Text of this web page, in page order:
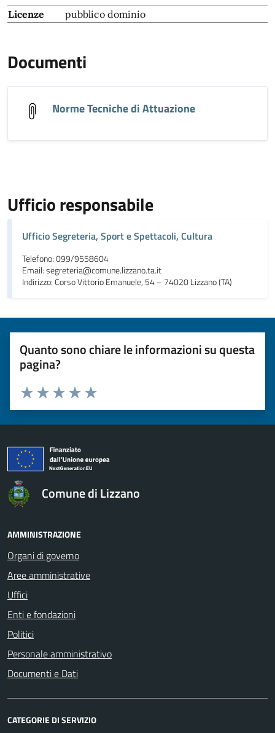
Licenze pubblico dominio
Documenti
Norme Tecniche di Attuazione
Ufficio responsabile
Ufficio Segreteria, Sport e Spettacoli, Cultura
Telefono: 099/9558604
Email: segreteria@comune.lizzano.ta.it
Indirizzo: Corso Vittorio Emanuele, 54 – 74020 Lizzano (TA)
Quanto sono chiare le informazioni su questa
pagina?
Valuta da 1 a 5 stelle la pagina
Valuta 5 stelle su 5
Valuta 4 stelle su 5
Valuta 3 stelle su 5
Valuta 2 stelle su 5
Valuta 1 stelle su 5
Comune di Lizzano
AMMINISTRAZIONE
Organi di governo
Aree amministrative
Uffici
Enti e fondazioni
Politici
Personale amministrativo
Documenti e Dati
CATEGORIE DI SERVIZIO